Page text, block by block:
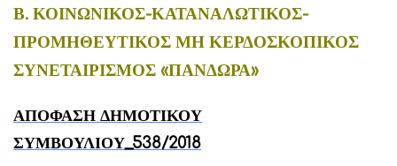
Β. ΚΟΙΝΩΝΙΚΟΣ-ΚΑΤΑΝΑΛΩΤΙΚΟΣ-
ΠΡΟΜΗΘΕΥΤΙΚΟΣ ΜΗ ΚΕΡΔΟΣΚΟΠΙΚΟΣ
ΣΥΝΕΤΑΙΡΙΣΜΟΣ «ΠΑΝΔΩΡΑ»
ΑΠΟΦΑΣΗ ΔΗΜΟΤΙΚΟΥ
ΣΥΜΒΟΥΛΙΟΥ_538/2018